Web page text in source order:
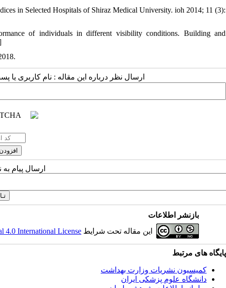
in Selected Hospitals of Shiraz Medical University. ioh 2014; 11 (3):
of individuals in different visibility conditions. Building and
ارسال نظر درباره این مقاله : نام کاربری یا
ارسال پیام
بازنشر اطلاعات
این مقاله تحت شرایط 4.0 International License
پایگاه های مرتبط
کمیسیون نشریات وزارت بهداشت
دانشگاه علوم پزشکی ایران